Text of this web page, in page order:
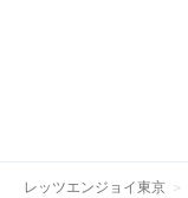
レッツエンジョイ東京